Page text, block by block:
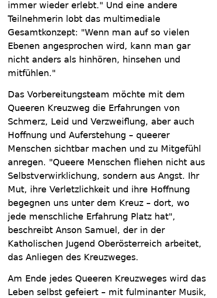
immer wieder erlebt." Und eine andere
Teilnehmerin lobt das multimediale
Gesamtkonzept: "Wenn man auf so vielen
Ebenen angesprochen wird, kann man gar
nicht anders als hinhören, hinsehen und
mitfühlen."
Das Vorbereitungsteam möchte mit dem
Queeren Kreuzweg die Erfahrungen von
Schmerz, Leid und Verzweiflung, aber auch
Hoffnung und Auferstehung – queerer
Menschen sichtbar machen und zu Mitgefühl
anregen. "Queere Menschen fliehen nicht aus
Selbstverwirklichung, sondern aus Angst. Ihr
Mut, ihre Verletzlichkeit und ihre Hoffnung
begegnen uns unter dem Kreuz – dort, wo
jede menschliche Erfahrung Platz hat",
beschreibt Anson Samuel, der in der
Katholischen Jugend Oberösterreich arbeitet,
das Anliegen des Kreuzweges.
Am Ende jedes Queeren Kreuzweges wird das
Leben selbst gefeiert – mit fulminanter Musik,